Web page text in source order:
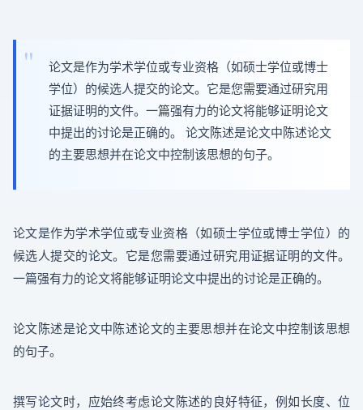
论文是作为学术学位或专业资格（如硕士学位或博士
学位）的候选人提交的论文。它是您需要通过研究用
证据证明的文件。一篇强有力的论文将能够证明论文
中提出的讨论是正确的。 论文陈述是论文中陈述论文
的主要思想并在论文中控制该思想的句子。
论文是作为学术学位或专业资格（如硕士学位或博士学位）的
候选人提交的论文。它是您需要通过研究用证据证明的文件。
一篇强有力的论文将能够证明论文中提出的讨论是正确的。
论文陈述是论文中陈述论文的主要思想并在论文中控制该思想
的句子。
撰写论文时，应始终考虑论文陈述的良好特征，例如长度、位